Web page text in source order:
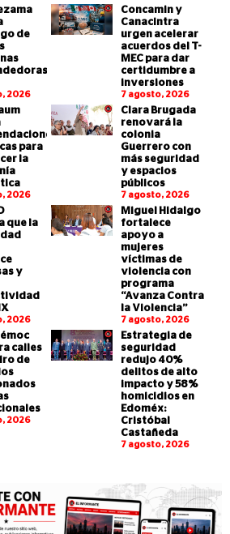
de
2026
Concamin y
Canacintra
urgen acelerar
acuerdos del T-
MEC para dar
certidumbre a
inversiones
7 agosto, 2026
para
la
2026
Clara Brugada
renovará la
colonia
Guerrero con
más seguridad
y espacios
públicos
7 agosto, 2026
que la
y
2026
Miguel Hidalgo
fortalece
apoyo a
mujeres
víctimas de
violencia con
programa
“Avanza Contra
la Violencia”
7 agosto, 2026
calles
de
2026
Estrategia de
seguridad
redujo 40%
delitos de alto
impacto y 58%
homicidios en
Edoméx:
Cristóbal
Castañeda
7 agosto, 2026